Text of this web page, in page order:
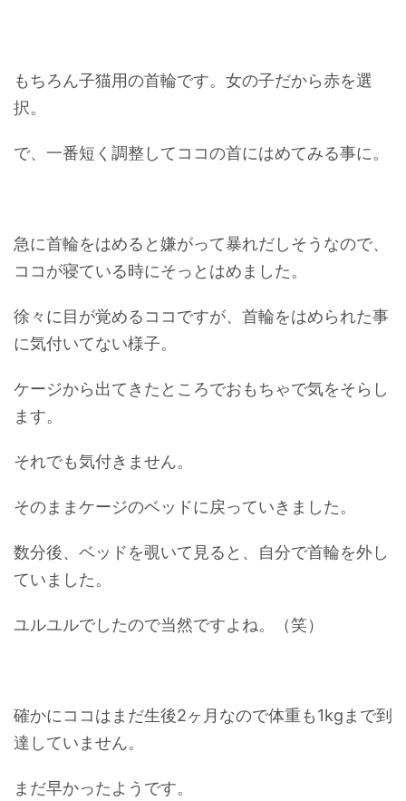
もちろん子猫用の首輪です。女の子だから赤を選
択。
で、一番短く調整してココの首にはめてみる事に。
急に首輪をはめると嫌がって暴れだしそうなので、
ココが寝ている時にそっとはめました。
徐々に目が覚めるココですが、首輪をはめられた事
に気付いてない様子。
ケージから出てきたところでおもちゃで気をそらし
ます。
それでも気付きません。
そのままケージのベッドに戻っていきました。
数分後、ベッドを覗いて見ると、自分で首輪を外し
ていました。
ユルユルでしたので当然ですよね。（笑）
確かにココはまだ生後2ヶ月なので体重も1kgまで到
達していません。
まだ早かったようです。